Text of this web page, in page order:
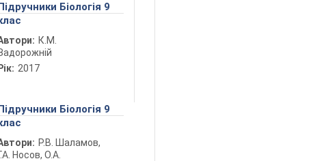
Біологія 9
К.М.
Рік: 2017
Біологія 9
Р.В. Шаламов,
Носов, О.А.